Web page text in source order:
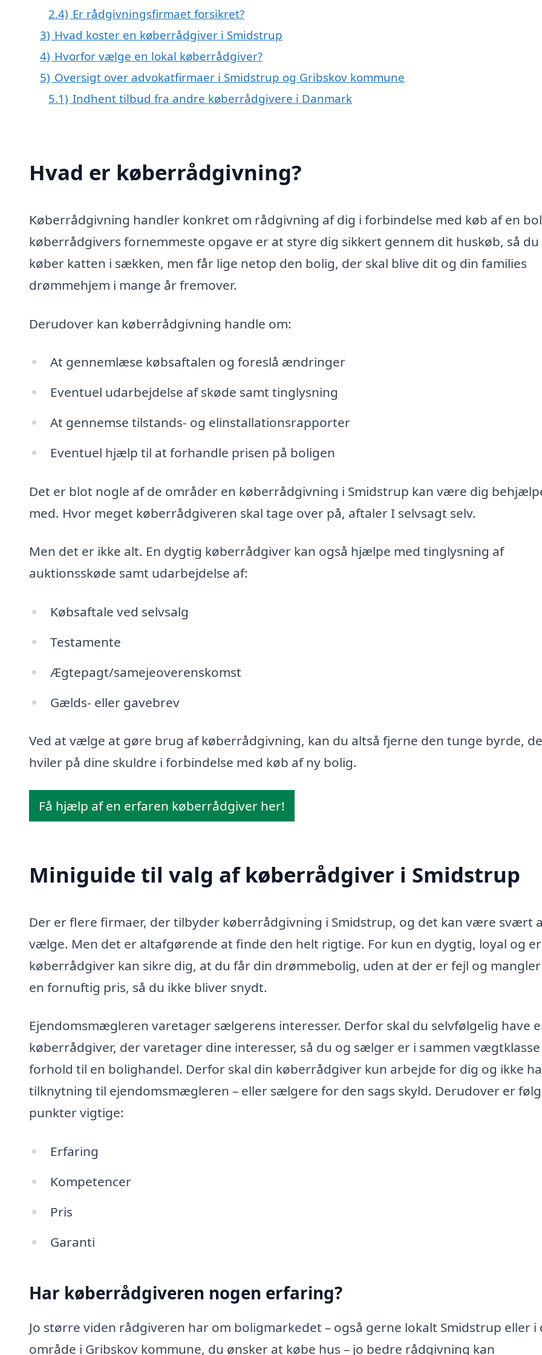
2.4) Er rådgivningsfirmaet forsikret?
3) Hvad koster en køberrådgiver i Smidstrup
4) Hvorfor vælge en lokal køberrådgiver?
5) Oversigt over advokatfirmaer i Smidstrup og Gribskov kommune
5.1) Indhent tilbud fra andre køberrådgivere i Danmark
Hvad er køberrådgivning?
Køberrådgivning handler konkret om rådgivning af dig i forbindelse med køb af en
køberrådgivers fornemmeste opgave er at styre dig sikkert gennem dit huskøb, så du
køber katten i sækken, men får lige netop den bolig, der skal blive dit og din families
drømmehjem i mange år fremover.
Derudover kan køberrådgivning handle om:
At gennemlæse købsaftalen og foreslå ændringer
Eventuel udarbejdelse af skøde samt tinglysning
At gennemse tilstands- og elinstallationsrapporter
Eventuel hjælp til at forhandle prisen på boligen
Det er blot nogle af de områder en køberrådgivning i Smidstrup kan være dig
med. Hvor meget køberrådgiveren skal tage over på, aftaler I selvsagt selv.
Men det er ikke alt. En dygtig køberrådgiver kan også hjælpe med tinglysning af
auktionsskøde samt udarbejdelse af:
Købsaftale ved selvsalg
Testamente
Ægtepagt/samejeoverenskomst
Gælds- eller gavebrev
Ved at vælge at gøre brug af køberrådgivning, kan du altså fjerne den tunge byrde,
hviler på dine skuldre i forbindelse med køb af ny bolig.
Få hjælp af en erfaren køberrådgiver her!
Miniguide til valg af køberrådgiver i Smidstrup
Der er flere firmaer, der tilbyder køberrådgivning i Smidstrup, og det kan være svært
vælge. Men det er altafgørende at finde den helt rigtige. For kun en dygtig, loyal og
køberrådgiver kan sikre dig, at du får din drømmebolig, uden at der er fejl og
en fornuftig pris, så du ikke bliver snydt.
Ejendomsmægleren varetager sælgerens interesser. Derfor skal du selvfølgelig have
køberrådgiver, der varetager dine interesser, så du og sælger er i sammen
forhold til en bolighandel. Derfor skal din køberrådgiver kun arbejde for dig og ikke
tilknytning til ejendomsmægleren – eller sælgere for den sags skyld. Derudover er
punkter vigtige:
Erfaring
Kompetencer
Pris
Garanti
Har køberrådgiveren nogen erfaring?
Jo større viden rådgiveren har om boligmarkedet – også gerne lokalt Smidstrup eller i
område i Gribskov kommune, du ønsker at købe hus – jo bedre rådgivning kan